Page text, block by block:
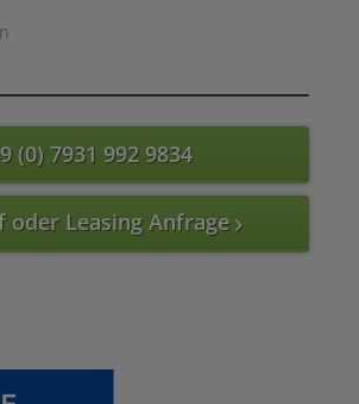
(0) 7931 992 9834
oder Leasing Anfrage